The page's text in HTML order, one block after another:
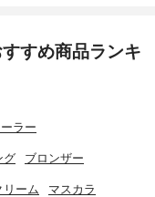
すめ商品ランキ
ラー
グ ブロンザー
リーム マスカラ